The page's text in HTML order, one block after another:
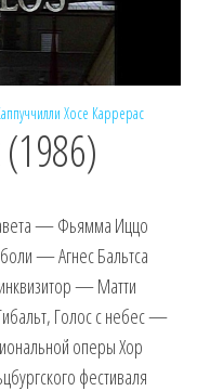
Хосе Каррерас
— Фьямма Иццо
— Агнес Бальтса
— Матти
Голос с небес —
оперы Хор
фестиваля